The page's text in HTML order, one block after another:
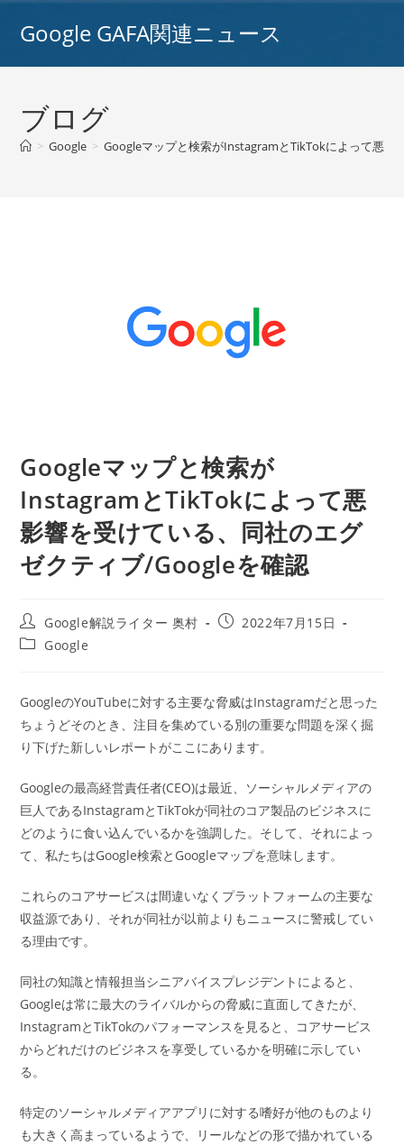
Google GAFA関連ニュース
ブログ
> Google > Googleマップと検索がInstagramとTikTokによって悪
Googleマップと検索が
InstagramとTikTokによって悪
影響を受けている、同社のエグ
ゼクティブ/Googleを確認
投
稿
者:
Google解説ライター 奥村
投
2022年7月15日
投
テ
ゴ
リ
ー:
Google
GoogleのYouTubeに対する主要な脅威はInstagramだと思った
ちょうどそのとき、注目を集めている別の重要な問題を深く掘
り下げた新しいレポートがここにあります。
Googleの最高経営責任者(CEO)は最近、ソーシャルメディアの
巨人であるInstagramとTikTokが同社のコア製品のビジネスに
どのように食い込んでいるかを強調した。そして、それによっ
て、私たちはGoogle検索とGoogleマップを意味します。
これらのコアサービスは間違いなくプラットフォームの主要な
収益源であり、それが同社が以前よりもニュースに警戒してい
る理由です。
同社の知識と情報担当シニアバイスプレジデントによると、
Googleは常に最大のライバルからの脅威に直面してきたが、
InstagramとTikTokのパフォーマンスを見ると、コアサービス
からどれだけのビジネスを享受しているかを明確に示してい
る。
特定のソーシャルメディアアプリに対する嗜好が他のものより
も大きく高まっているようで、リールなどの形で描かれている